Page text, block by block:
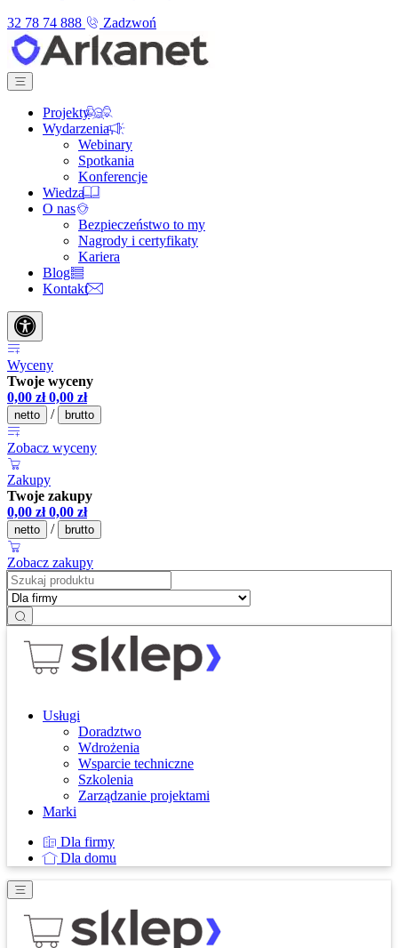
32 78 74 888
Zadzwoń
Projekty
Wydarzenia
Webinary
Spotkania
Konferencje
Wiedza
O nas
Bezpieczeństwo to my
Nagrody i certyfikaty
Kariera
Blog
Kontakt
Wyceny
Twoje wyceny
0,00 zł 0,00 zł
netto / brutto
Zobacz wyceny
Zakupy
Twoje zakupy
0,00 zł 0,00 zł
netto / brutto
Zobacz zakupy
Usługi
Doradztwo
Wdrożenia
Wsparcie techniczne
Szkolenia
Zarządzanie projektami
Marki
Dla firmy
Dla domu